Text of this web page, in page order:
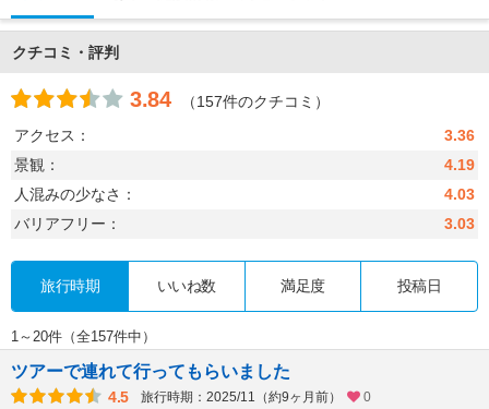
クチコミ・評判
3.84
（157件のクチコミ）
アクセス：
3.36
景観：
4.19
人混みの少なさ：
4.03
バリアフリー：
3.03
旅行時期 いいね数 満足度 投稿日
1～20件（全157件中）
ツアーで連れて行ってもらいました
4.5 旅行時期：2025/11（約9ヶ月前）
0